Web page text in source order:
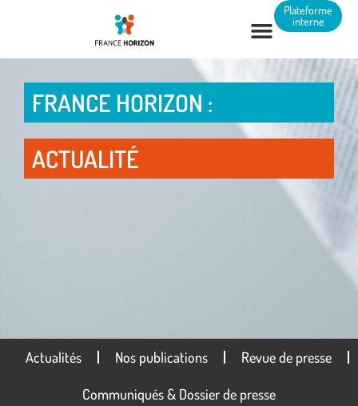
Plateforme
interne
FRANCE HORIZON :
ACTUALITÉ
Actualités Nos publications Revue de presse
Communiqués & Dossier de presse